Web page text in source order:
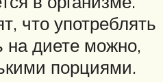
что употреблять
на диете можно,
порциями.